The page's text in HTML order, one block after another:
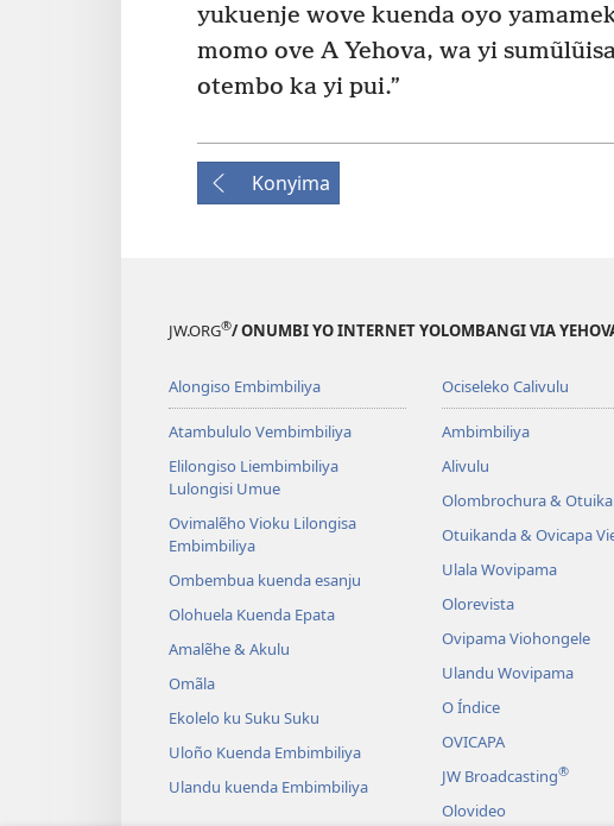
yukuenje wove kuenda oyo
momo ove A Yehova, wa yi
otembo ka yi pui.”
Konyima
JW.ORG®/ ONUMBI YO INTERNET YOLOMBANGI VIA
Alongiso Embimbiliya
Atambululo Vembimbiliya
Elilongiso Liembimbiliya
Lulongisi Umue
Ovimalẽho Vioku Lilongisa
Embimbiliya
Ombembua kuenda esanju
Olohuela Kuenda Epata
Amalẽhe & Akulu
Omãla
Ekolelo ku Suku Suku
Uloño Kuenda Embimbiliya
Ulandu kuenda Embimbiliya
Ociseleko Calivulu
Ambimbiliya
Alivulu
Olombrochura &
Otuikanda & Ovicapa
Ulala Wovipama
Olorevista
Ovipama Viohongele
Ulandu Wovipama
O Índice
OVICAPA
JW Broadcasting®
Olovideo